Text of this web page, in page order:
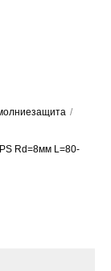
/
Rd=8мм L=80-